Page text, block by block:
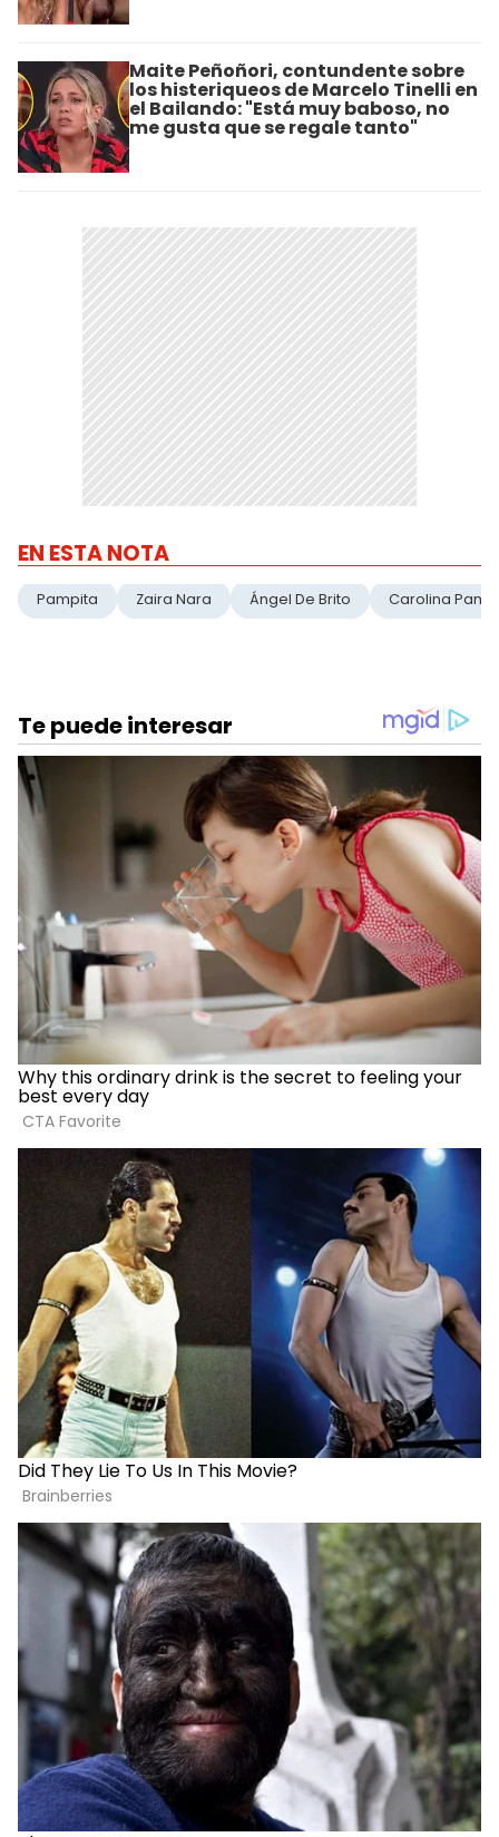
Maite Peñoñori, contundente sobre
los histeriqueos de Marcelo Tinelli en
el Bailando: "Está muy baboso, no
me gusta que se regale tanto"
EN ESTA NOTA
Pampita Zaira Nara Ángel De Brito Carolina